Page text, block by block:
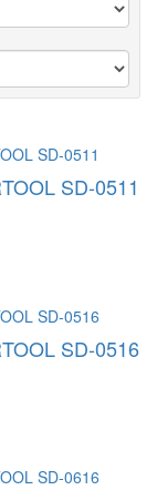
SD-0511
SD-0516